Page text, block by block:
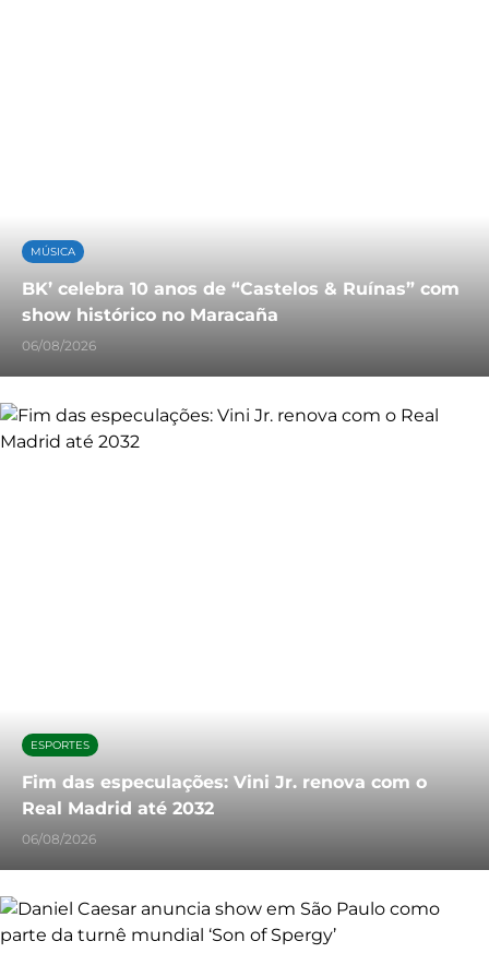
MÚSICA
BK’ celebra 10 anos de “Castelos & Ruínas” com
show histórico no Maracaña
06/08/2026
ESPORTES
Fim das especulações: Vini Jr. renova com o
Real Madrid até 2032
06/08/2026